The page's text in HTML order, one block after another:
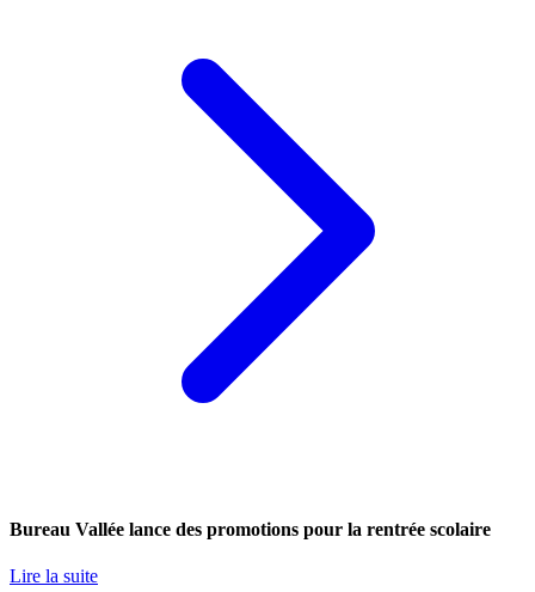
Bureau Vallée lance des promotions pour la rentrée scolaire
Lire la suite